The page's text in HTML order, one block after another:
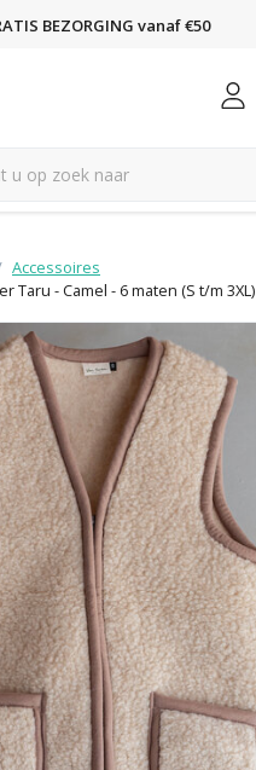
BEZORGING vanaf €50
Accessoires
Taru - Camel - 6 maten (S t/m 3XL)